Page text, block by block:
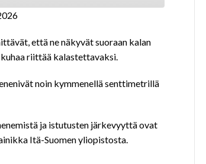
että ne näkyvät suoraan kalan
riittää kalastettavaksi.
noin kymmenellä senttimetrillä
ja istutusten järkevyyttä ovat
Itä-Suomen yliopistosta.